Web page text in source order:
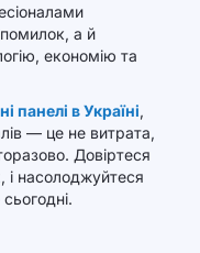
а й
економію та
панелі в Україні,
— це не витрата,
Довіртеся
і насолоджуйтеся